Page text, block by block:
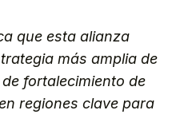
que esta alianza
más amplia de
fortalecimiento de
regiones clave para